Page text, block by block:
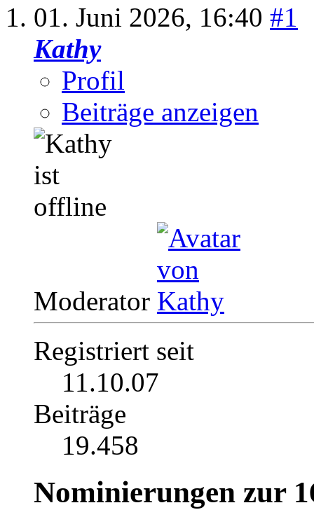
01. Juni 2026, 16:40 #1
Kathy
Profil
Beiträge anzeigen
Moderator
Registriert seit
11.10.07
Beiträge
19.458
Nominierungen zur